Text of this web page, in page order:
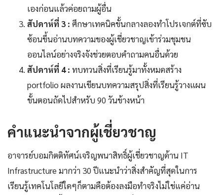
เองก่อนแล้วค่อยถามผู้อื่น
สัปดาห์ที่ 3 : ศึกษาเทคนิคขั้นกลางลองทำโปรเจกต์ที่ซับ
ซ้อนขึ้นอ่านบทความของผู้เชี่ยวชาญเข้าร่วมชุมชน
ออนไลน์อย่างจริงจังช่วยตอบคำถามคนอื่นด้วย
สัปดาห์ที่ 4 : ทบทวนสิ่งที่เรียนรู้มาทั้งหมดสร้าง
portfolio ผลงานเขียนบทความสรุปสิ่งที่เรียนรู้วางแผน
ขั้นตอนถัดไปสำหรับ 90 วันข้างหน้า
คำแนะนำจากผู้เชี่ยวชาญ
อาจารย์บอมกิตติทัศน์เจริญพนาสิทธิ์ผู้เชี่ยวชาญด้าน IT
Infrastructure มากว่า 30 ปีแนะนำว่าสิ่งสำคัญที่สุดในการ
เรียนรู้เทคโนโลยีใดๆก็ตามคือต้องลงมือทำจริงไม่ใช่แค่อ่าน